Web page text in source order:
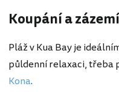
Koupání a
Pláž v Kua Bay je
půldenní relaxaci, třeba
Kona.